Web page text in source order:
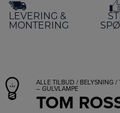
indholdet
LEVERING &
MONTERING
ALLE TILBUD / BELYSNING /
– GULVLAMPE
TOM